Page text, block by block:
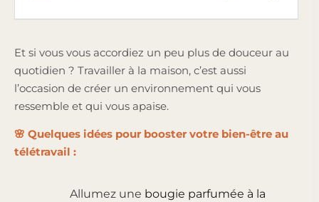
Et si vous vous accordiez un peu plus de douceur au
quotidien ? Travailler à la maison, c’est aussi
l’occasion de créer un environnement qui vous
ressemble et qui vous apaise.
🌸 Quelques idées pour booster votre bien-être au
télétravail :
Allumez une bougie parfumée à la